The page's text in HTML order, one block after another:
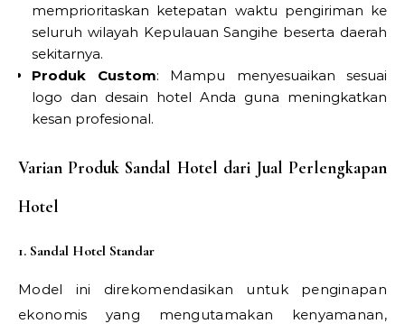
memprioritaskan ketepatan waktu pengiriman ke
seluruh wilayah Kepulauan Sangihe beserta daerah
sekitarnya.
Produk Custom: Mampu menyesuaikan sesuai
logo dan desain hotel Anda guna meningkatkan
kesan profesional.
Varian Produk Sandal Hotel dari Jual Perlengkapan
Hotel
1. Sandal Hotel Standar
Model ini direkomendasikan untuk penginapan
ekonomis yang mengutamakan kenyamanan,